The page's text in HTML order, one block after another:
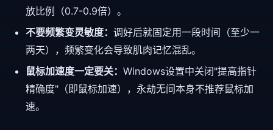
放比例（0.7-0.9倍）。
不要频繁变灵敏度： 调好后就固定用一段时间（至少一
两天），频繁变化会导致肌肉记忆混乱。
鼠标加速度一定要关： Windows设置中关闭"提高指针
精确度"（即鼠标加速），永劫无间本身不推荐鼠标加
速。